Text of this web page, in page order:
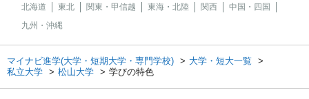
北海道 東北 関東・甲信越 東海・北陸 関西
中国・四国
九州・沖縄
マイナビ進学(大学・短期大学・専門学校)
大学・短大一覧
私立大学
松山大学 学びの特色